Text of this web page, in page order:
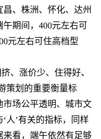
、株洲、怀化、达州
期间，400元左右可
元左右可住高档型
涨价少、住得好、
策划的重要衡量标
场公平透明、城市文
人’有关的指标，同样
看，端午依然有足够